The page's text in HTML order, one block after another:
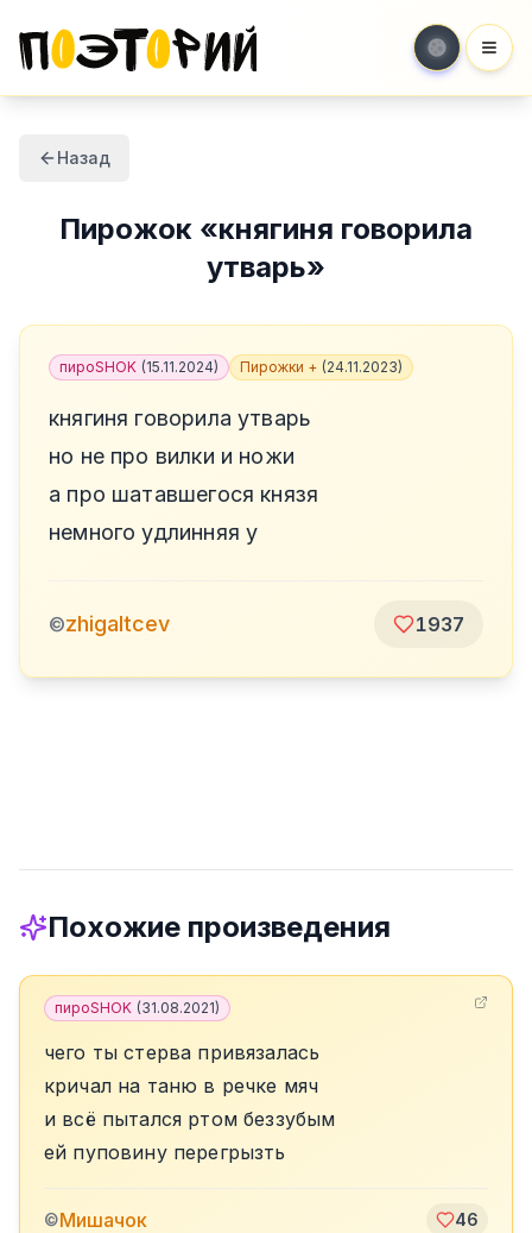
Назад
Пирожок «княгиня говорила
утварь»
пироSHOK (15.11.2024) Пирожки + (24.11.2023)
княгиня говорила утварь
но не про вилки и ножи
а про шатавшегося князя
немного удлинняя у
©zhigaltcev 1937
Похожие произведения
пироSHOK (31.08.2021)
чего ты стерва привязалась
кричал на таню в речке мяч
и всё пытался ртом беззубым
ей пуповину перегрызть
©Мишачок 46